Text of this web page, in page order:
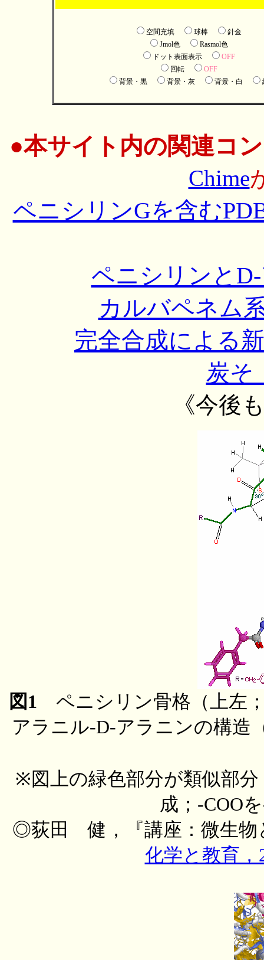
空間充填 球棒
針金
Jmol色
Rasmol色
ドット表面表示
OFF
回転
OFF
背景・黒
背景・灰 背景・白
●本サイト内の関連コ
Chime
ペニシリンGを含む
ペニシリンと
カルバペネム
完全合成による
炭そ
《今後
図1 ペニシリン骨格（上左
アラニル-D-アラニンの構造
※図上の緑色部分が類似部
成；-COO
◎荻田 健，『講座：微生物
化学と教育，